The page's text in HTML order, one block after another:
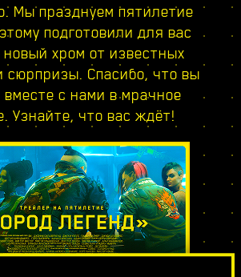
Мы празднуем пятилетие
подготовили для вас
новый хром от известных
сюрпризы. Спасибо, что вы
вместе с нами в мрачное
Узнайте, что вас ждёт!